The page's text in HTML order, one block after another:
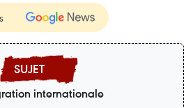
internationale